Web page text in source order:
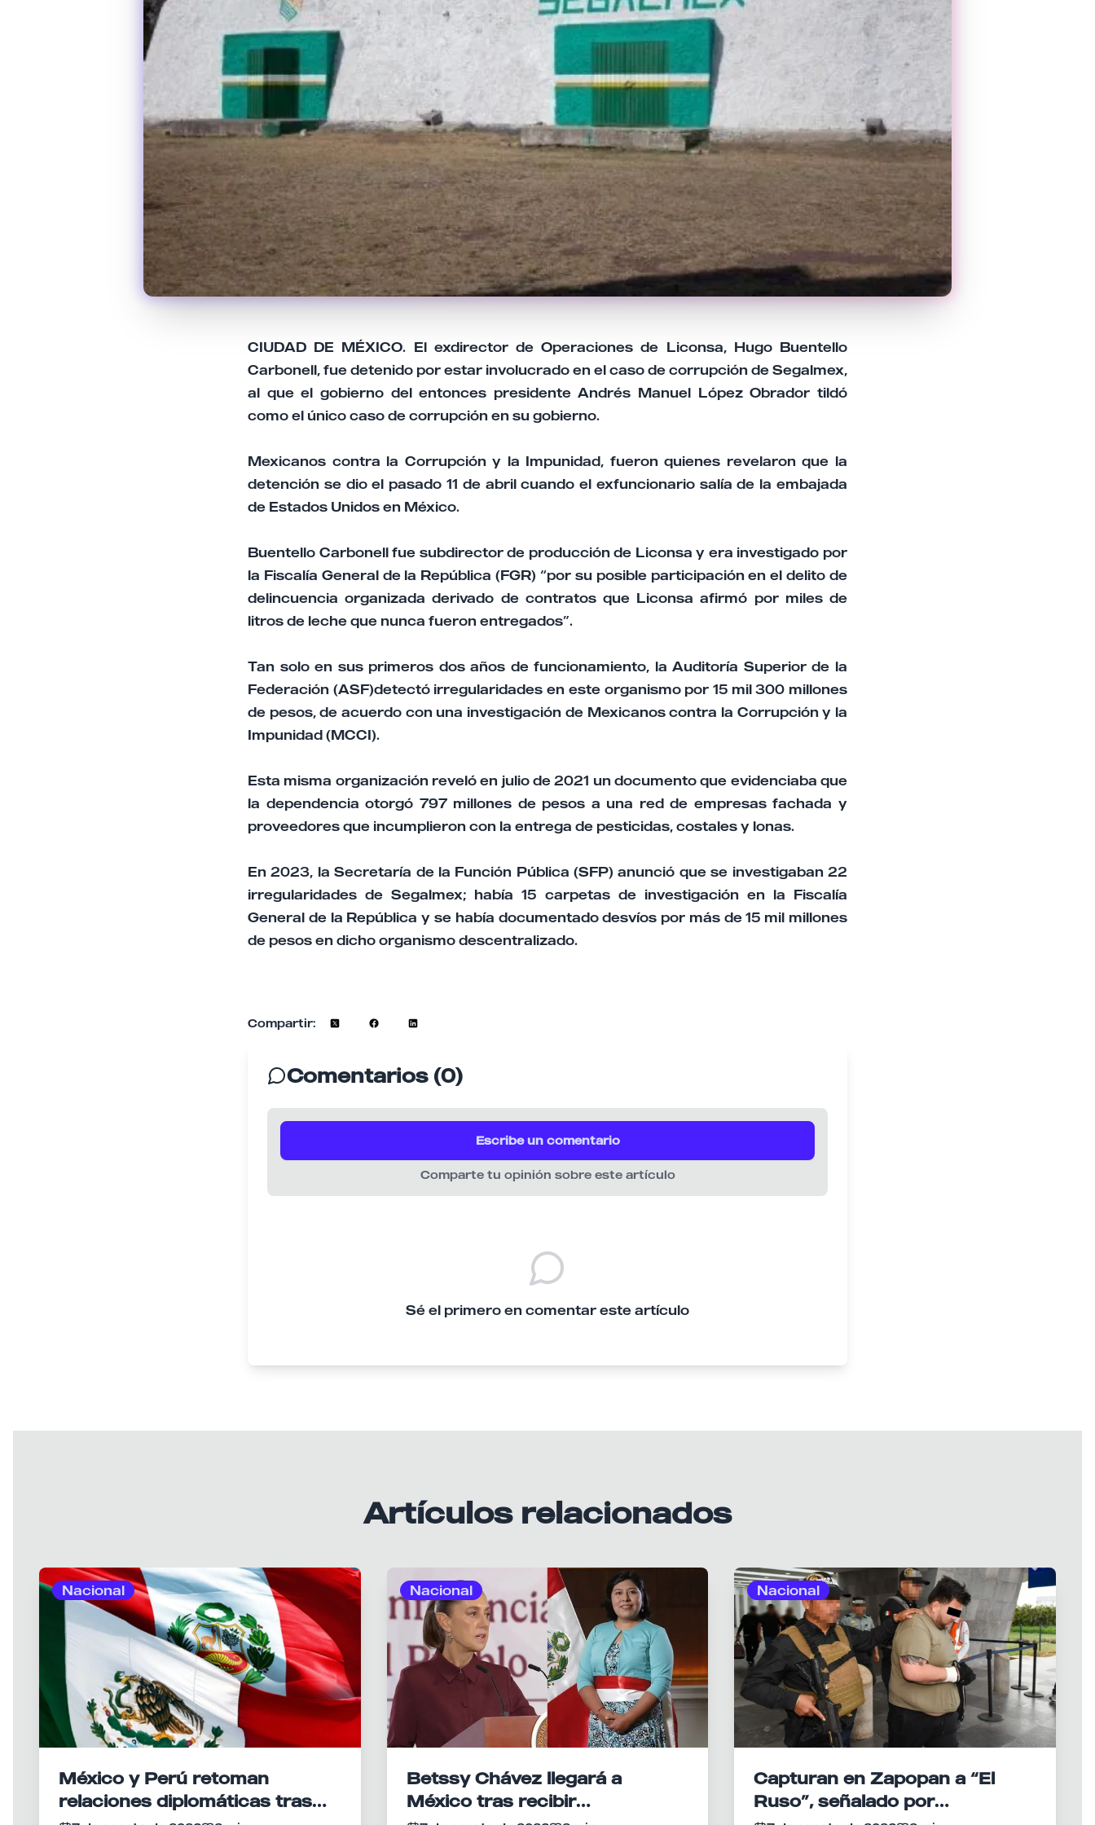
CIUDAD DE MÉXICO. El exdirector de Operaciones de Liconsa, Hugo Buentello
Carbonell, fue detenido por estar involucrado en el caso de corrupción de Segalmex,
al que el gobierno del entonces presidente Andrés Manuel López Obrador tildó
como el único caso de corrupción en su gobierno.
Mexicanos contra la Corrupción y la Impunidad, fueron quienes revelaron que la
detención se dio el pasado 11 de abril cuando el exfuncionario salía de la embajada
de Estados Unidos en México.
Buentello Carbonell fue subdirector de producción de Liconsa y era investigado por
la Fiscalía General de la República (FGR) “por su posible participación en el delito de
delincuencia organizada derivado de contratos que Liconsa afirmó por miles de
litros de leche que nunca fueron entregados”.
Tan solo en sus primeros dos años de funcionamiento, la Auditoría Superior de la
Federación (ASF)detectó irregularidades en este organismo por 15 mil 300 millones
de pesos, de acuerdo con una investigación de Mexicanos contra la Corrupción y la
Impunidad (MCCI).
Esta misma organización reveló en julio de 2021 un documento que evidenciaba que
la dependencia otorgó 797 millones de pesos a una red de empresas fachada y
proveedores que incumplieron con la entrega de pesticidas, costales y lonas.
En 2023, la Secretaría de la Función Pública (SFP) anunció que se investigaban 22
irregularidades de Segalmex; había 15 carpetas de investigación en la Fiscalía
General de la República y se había documentado desvíos por más de 15 mil millones
de pesos en dicho organismo descentralizado.
Compartir:
Comentarios (0)
Escribe un comentario
Comparte tu opinión sobre este artículo
Sé el primero en comentar este artículo
Artículos relacionados
Nacional
México y Perú retoman
relaciones diplomáticas tras
Nacional
Betssy Chávez llegará a
México tras recibir
Nacional
Capturan en Zapopan a “El
Ruso”, señalado por